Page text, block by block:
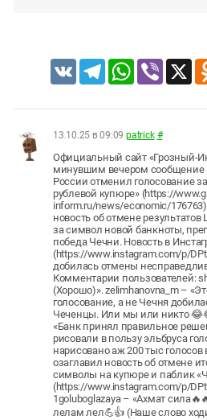
VK TelegramWhatsApp
Viber X
13.10.25 в 09:09 patrick #
Официальный сайт «Грозный-
минувшим вечером сообщение
России отменил голосование
рублевой купюре» (https://
inform.ru/news/economic/
новость об отмене
за символ новой банкноты,
победа Чечни. Новость в
(https://www.instagram.com/p/
добилась отмены
Комментарии пользователей:
(Хорошо)». zelimhanovna_m –
голосование, а не Чечня
Чеченцы. Или мы или никто
«Банк принял правильное
рисовали в пользу эльбруса
нарисовано аж 200 тыс голосов
озаглавил новость об отмене
символы на купюре и паблик
(https://www.instagram.com/p/
1goluboglazaya – «Ахмат
лелам лел💪👍 (Наше слово